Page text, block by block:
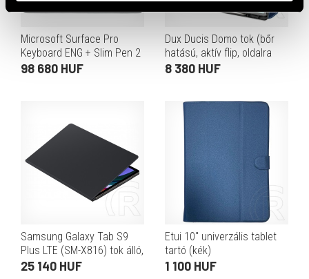
Microsoft Surface Pro
Keyboard ENG + Slim Pen 2
(black)
98 680 HUF
Dux Ducis Domo tok (bőr
hatású, aktív flip, oldalra
nyíló, trifold, asztali tartó,
8 380 HUF
Samsung Galaxy Tab S9
Plus LTE (SM-X816) tok álló,
bőr hatású (aktív flip, trifold,
25 140 HUF
Etui 10" univerzális tablet
tartó (kék)
1 100 HUF